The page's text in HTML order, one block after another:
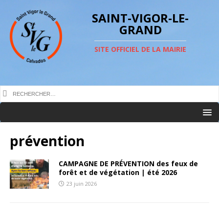
SAINT-VIGOR-LE-
GRAND
SITE OFFICIEL DE LA MAIRIE
prévention
CAMPAGNE DE PRÉVENTION des feux de
forêt et de végétation | été 2026
23 juin 2026